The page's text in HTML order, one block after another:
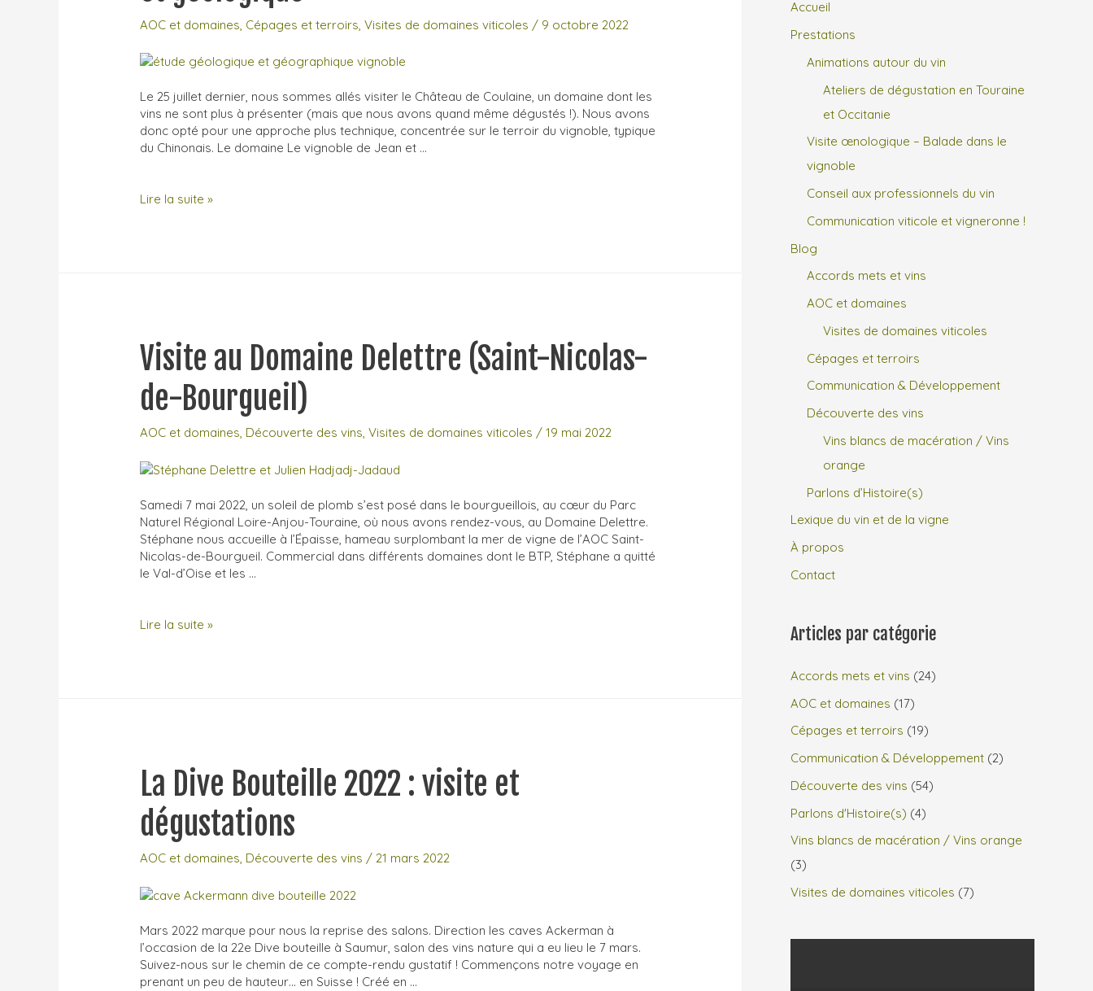
AOC et domaines Cépages et terroirs ,Visites de domaines viticoles / 9 octobre 2022
Le 25 juillet dernier, nous sommes allés visiter le Château de Coulaine, un domaine dont les
vins ne sont plus à présenter (mais que nous avons quand même dégustés !). Nous avons
donc opté pour une approche plus technique, concentrée sur le terroir du vignoble, typique
du Chinonais. Le domaine Le vignoble de Jean et …
Château
Lire la suite »
Visite au Domaine Delettre (Saint-Nicolas-
de-Bourgueil)
AOC et domaines, Découverte des vins,Visites de domaines viticoles /19 mai 2022
Samedi 7 mai 2022, un soleil de plomb s’est posé dans le bourgueillois, au cœur du Parc
Naturel Régional Loire-Anjou-Touraine, où nous avons rendez-vous, au Domaine Delettre.
Stéphane nous accueille à l’Épaisse, hameau surplombant la mer de vigne de l’AOC Saint-
Nicolas-de-Bourgueil. Commercial dans différents domaines dont le BTP, Stéphane a quitté
le Val-d’Oise et les …
Visite
Lire la suite »
La Dive Bouteille 2022 : visite et
dégustations
AOC et domaines, Découverte des vins /21 mars 2022
Mars 2022 marque pour nous la reprise des salons. Direction les caves Ackerman à
l’occasion de la 22e Dive bouteille à Saumur, salon des vins nature qui a eu lieu le 7 mars.
Suivez-nous sur le chemin de ce compte-rendu gustatif ! Commençons notre voyage en
prenant un peu de hauteur… en Suisse ! Créé en …
Accueil
Prestations
Animations autour du vin
Ateliers de dégustation en Touraine
et Occitanie
Visite œnologique – Balade dans le
vignoble
Conseil aux professionnels du vin
Communication viticole et vigneronne !
Blog
Accords mets et vins
AOC et domaines
Visites de domaines viticoles
Cépages et terroirs
Communication & Développement
Découverte des vins
Vins blancs de macération / Vins
orange
Parlons d’Histoire(s)
Lexique du vin et de la vigne
À propos
Contact
Articles par catégorie
Accords mets et vins (24)
AOC et domaines (17)
Cépages et terroirs (19)
Communication & Développement (2)
Découverte des vins (54)
Parlons d'Histoire(s) (4)
Vins blancs de macération / Vins orange
(3)
Visites de domaines viticoles (7)